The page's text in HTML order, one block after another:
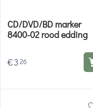
CD/DVD/BD marker
8400-02 rood edding
€326